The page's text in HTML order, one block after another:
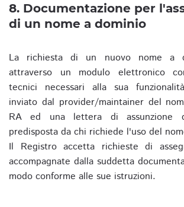
8. Documentazione per
di un nome a dominio
La richiesta di un nuovo nome a
attraverso un modulo elettronico
tecnici necessari alla sua
inviato dal provider/maintainer del
RA ed una lettera di assunzione
predisposta da chi richiede l'uso del
Il Registro accetta richieste di
accompagnate dalla suddetta
modo conforme alle sue istruzioni.